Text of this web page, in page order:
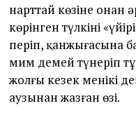
нарттай көзіне онан
көрінген түлкіні
періп, қанжығасына
мим демей түнеріп
жолғы кезек менікі
аузынан жазған өзі.